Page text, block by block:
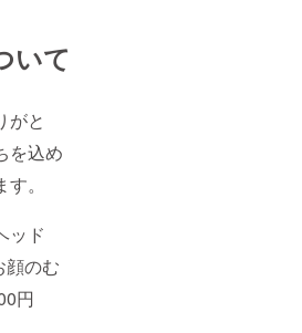
いて
がと
を込め
。
ッド
顔のむ
円